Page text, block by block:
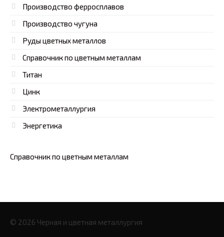
Производство ферросплавов
Производство чугуна
Руды цветных металлов
Справочник по цветным металлам
Титан
Цинк
Электрометаллургия
Энергетика
Справочник по цветным металлам
© 2026 Черная и цветная металлургия